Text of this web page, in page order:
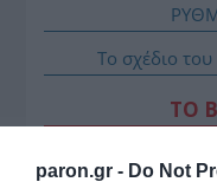
paron.gr - Do Not
Το σχέδιο
ΤΟ